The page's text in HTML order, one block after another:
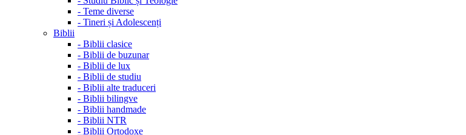
- Teme diverse
- Tineri și Adolescenți
Biblii
- Biblii clasice
- Biblii de buzunar
- Biblii de lux
- Biblii de studiu
- Biblii alte traduceri
- Biblii bilingve
- Biblii handmade
- Biblii NTR
- Biblii Ortodoxe